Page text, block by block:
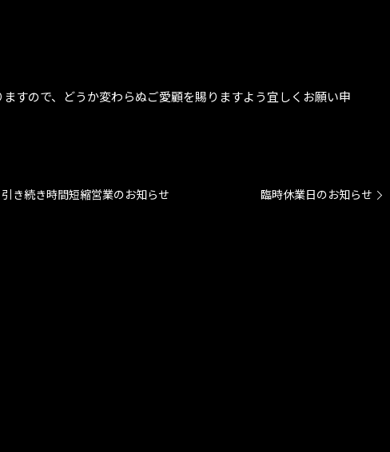
すので、どうか変わらぬご愛顧を賜りますよう宜しくお願い申
き続き時間短縮営業のお知らせ 臨時休業日のお知らせ